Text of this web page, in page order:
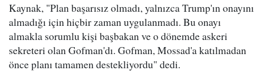
Kaynak, "Plan başarısız olmadı, yalnızca Trump'ın onayını
almadığı için hiçbir zaman uygulanmadı. Bu onayı
almakla sorumlu kişi başbakan ve o dönemde askeri
sekreteri olan Gofman'dı. Gofman, Mossad'a katılmadan
önce planı tamamen destekliyordu" dedi.